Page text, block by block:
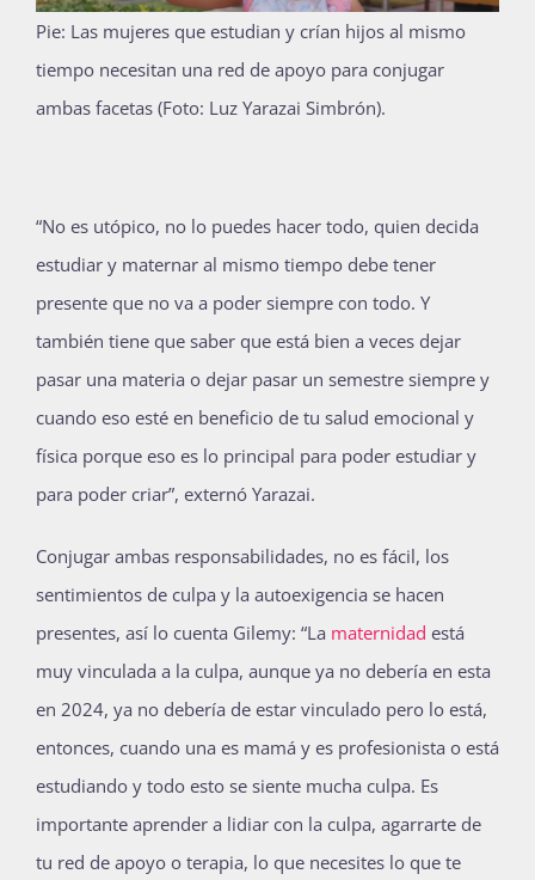
Pie: Las mujeres que estudian y crían hijos al mismo
tiempo necesitan una red de apoyo para conjugar
ambas facetas (Foto: Luz Yarazai Simbrón).
“No es utópico, no lo puedes hacer todo, quien decida
estudiar y maternar al mismo tiempo debe tener
presente que no va a poder siempre con todo. Y
también tiene que saber que está bien a veces dejar
pasar una materia o dejar pasar un semestre siempre y
cuando eso esté en beneficio de tu salud emocional y
física porque eso es lo principal para poder estudiar y
para poder criar”, externó Yarazai.
Conjugar ambas responsabilidades, no es fácil, los
sentimientos de culpa y la autoexigencia se hacen
presentes, así lo cuenta Gilemy: “La maternidad está
muy vinculada a la culpa, aunque ya no debería en esta
en 2024, ya no debería de estar vinculado pero lo está,
entonces, cuando una es mamá y es profesionista o está
estudiando y todo esto se siente mucha culpa. Es
importante aprender a lidiar con la culpa, agarrarte de
tu red de apoyo o terapia, lo que necesites lo que te